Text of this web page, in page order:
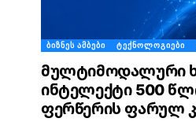
ᲑᲘᲖᲜᲔᲡ ᲐᲛᲑᲔᲑᲘ ᲢᲔᲥᲜᲝᲚᲝᲒᲘᲔᲑᲘ
მულტიმოდალური
ინტელექტი 500
ფერწერის ფარულ